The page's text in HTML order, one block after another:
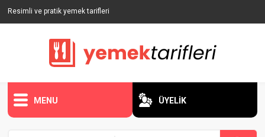
Resimli ve pratik yemek tarifleri
MENU ÜYELİK